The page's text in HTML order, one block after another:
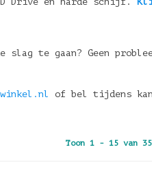
te gaan? Geen
of bel tijdens
Toon 1 - 15 van 35